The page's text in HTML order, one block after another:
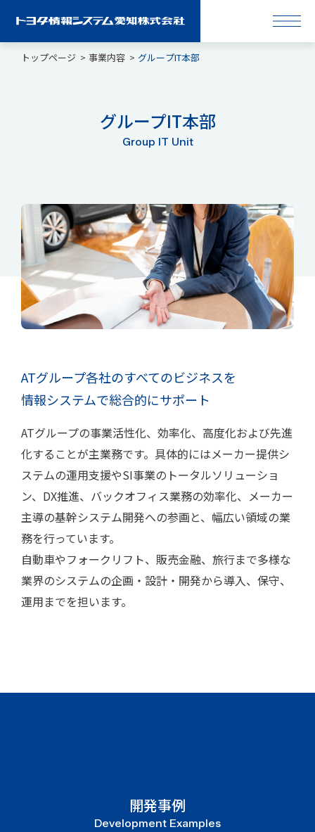
トップページ 事業内容 グループIT本部
グループIT本部
Group IT Unit
ATグループ各社のすべてのビジネスを
情報システムで総合的にサポート
ATグループの事業活性化、効率化、高度化および先進
化することが主業務です。具体的にはメーカー提供シ
ステムの運用支援やSI事業のトータルソリューショ
ン、DX推進、バックオフィス業務の効率化、メーカー
主導の基幹システム開発への参画と、幅広い領域の業
務を行っています。
自動車やフォークリフト、販売金融、旅行まで多様な
業界のシステムの企画・設計・開発から導入、保守、
運用までを担います。
開発事例
Development Examples